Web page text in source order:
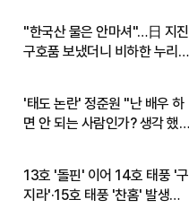
"한국산 물은 안마셔"…日 지진
구호품 보냈더니 비하한 누리
'태도 논란' 정준원 "난 배우 하
면 안 되는 사람인가? 생각 했
13호 '돌핀' 이어 14호 태풍 '구
지라'·15호 태풍 '찬홈' 발생…